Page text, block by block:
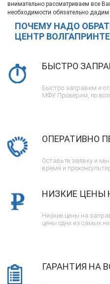
внимательно рассматриваем все
необходимости обязательно дадим
ПОЧЕМУ НАДО
ЦЕНТР
БЫСТРО
Быстро заправим и
МФУ. Проверим, по
ОПЕРАТИВНО
Оставьте заявку и
время и
НИЗКИЕ ЦЕНЫ
Низкие цены на
цены одни из самых
ГАРАНТИЯ НА